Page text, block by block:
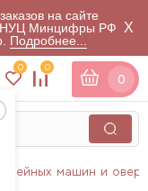
на сайте
НУЦ Минцифры РФ
Подробнее...
X
0 0
0
швейных машин и